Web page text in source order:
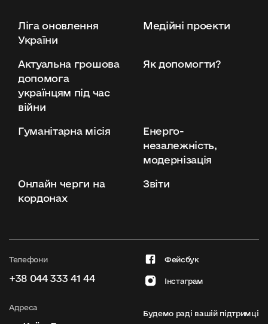
Ліга оновлення
України
Медійні проекти
Актуальна грошова
допомога
українцям під час
війни
Як допомогти?
Гуманітарна місія
Енерго-
незалежність,
модернізація
Онлайн черги на
кордонах
Звіти
Телефони
+38 044 333 41 44
Адреса
Фейсбук
Інстаграм
Будемо раді вашій підтримці